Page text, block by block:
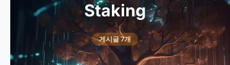
Staking
게시글 7개